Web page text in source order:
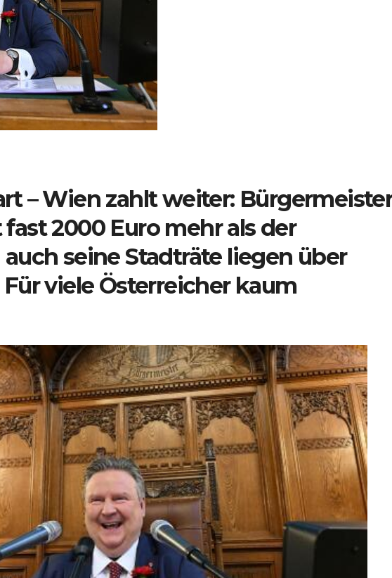
– Wien zahlt weiter:
2000 Euro mehr als der
seine Stadträte liegen über
viele Österreicher kaum